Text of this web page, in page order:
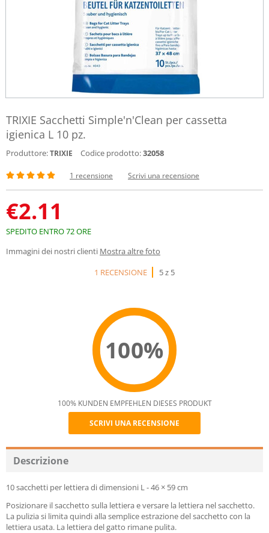
TRIXIE Sacchetti Simple'n'Clean per cassetta
igienica L 10 pz.
Produttore:TRIXIE Codice prodotto:32058
1 recensione Scrivi una recensione
€2.11
SPEDITO ENTRO 72 ORE
Immagini dei nostri clienti Mostra altre foto
1 RECENSIONE
5 z 5
100%
Recommend
100% KUNDEN EMPFEHLEN DIESES PRODUKT
SCRIVI UNA RECENSIONE
Descrizione
10 sacchetti per lettiera di dimensioni L - 46 × 59 cm
Posizionare il sacchetto sulla lettiera e versare la lettiera nel sacchetto.
La pulizia si limita quindi alla semplice estrazione del sacchetto con la
lettiera usata. La lettiera del gatto rimane pulita.